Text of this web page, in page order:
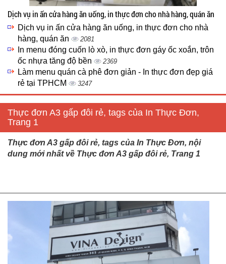
Dịch vụ in ấn cửa hàng ăn uống, in thực đơn cho nhà hàng, quán ăn
Dịch vụ in ấn cửa hàng ăn uống, in thực đơn cho nhà
hàng, quán ăn
2081
In menu đóng cuốn lò xò, in thực đơn gáy ốc xoắn, trôn
ốc nhựa tăng độ bền
2369
Làm menu quán cà phê đơn giản - In thực đơn đẹp giá
rẻ tại TPHCM
3247
Thực đơn A3 gấp đôi rẻ, tags của In Thực Đơn,
Trang 1
Thực đơn A3 gấp đôi rẻ, tags của In Thực Đơn, nội
dung mới nhất về Thực đơn A3 gấp đôi rẻ, Trang 1